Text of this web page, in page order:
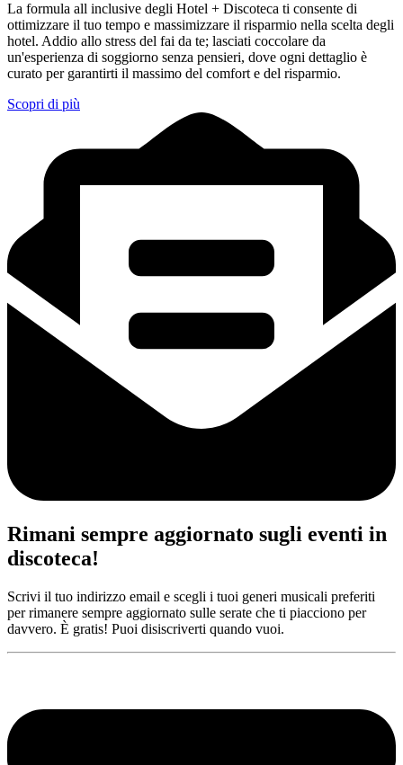
La formula all inclusive degli Hotel + Discoteca ti consente di
ottimizzare il tuo tempo e massimizzare il risparmio nella scelta degli
hotel. Addio allo stress del fai da te; lasciati coccolare da
un'esperienza di soggiorno senza pensieri, dove ogni dettaglio è
curato per garantirti il massimo del comfort e del risparmio.
Scopri di più
Rimani sempre aggiornato sugli eventi in
discoteca!
Scrivi il tuo indirizzo email e scegli i tuoi generi musicali preferiti
per rimanere sempre aggiornato sulle serate che ti piacciono per
davvero. È gratis! Puoi disiscriverti quando vuoi.